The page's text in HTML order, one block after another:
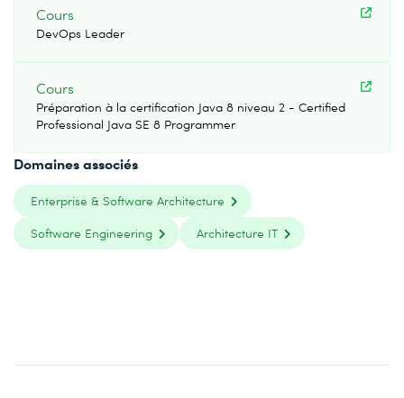
Cours
DevOps Leader
Cours
Préparation à la certification Java 8 niveau 2 - Certified
Professional Java SE 8 Programmer
Domaines associés
Enterprise & Software Architecture
Software Engineering
Architecture IT